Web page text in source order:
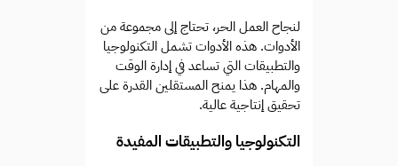
لنجاح العمل الحر، تحتاج إلى مجموعة من
الأدوات. هذه الأدوات تشمل التكنولوجيا
والتطبيقات التي تساعد في إدارة الوقت
والمهام. هذا يمنح المستقلين القدرة على
تحقيق إنتاجية عالية.
التكنولوجيا والتطبيقات المفيدة